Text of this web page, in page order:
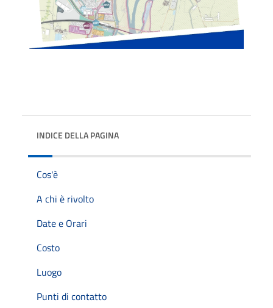
INDICE DELLA PAGINA
Cos'è
A chi è rivolto
Date e Orari
Costo
Luogo
Punti di contatto